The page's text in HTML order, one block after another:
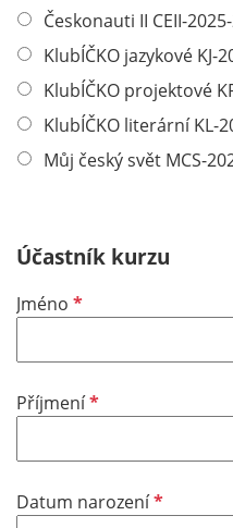
Českonauti II CEII-
KlubÍČKO jazykové KJ-
KlubÍČKO projektové
KlubÍČKO literární KL-
Můj český svět MCS-
Účastník kurzu
Jméno P
c
t
e
PříjmeníP
c
Datum narozeníP